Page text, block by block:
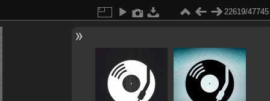
22619/47745